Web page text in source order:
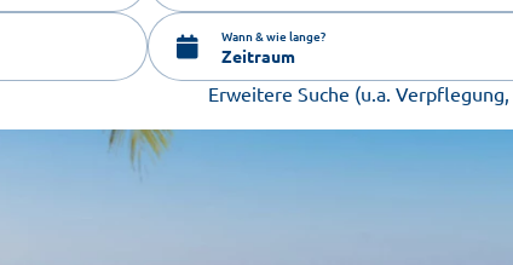
Wann & wie lange?
Zeitraum
Erweitere Suche (u.a.